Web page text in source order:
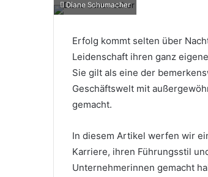
Diane Schumacher
Erfolg kommt selten über
Leidenschaft ihren ganz
Sie gilt als eine der
Geschäftswelt mit
gemacht.
In diesem Artikel werfen wir
Karriere, ihren Führungsstil
Unternehmerinnen gemacht